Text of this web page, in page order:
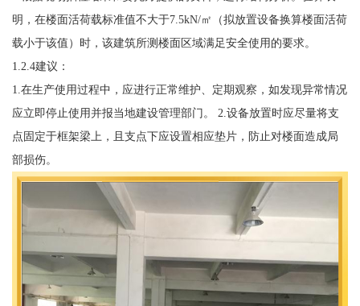
明，在楼面活荷载标准值不大于7.5kN/㎡（拟放置设备换算楼面活荷
载小于该值）时，该建筑所测楼面区域满足安全使用的要求。
1.2.4建议：
1.在生产使用过程中，应进行正常维护、定期观察，如发现异常情况
应立即停止使用并报当地建设管理部门。 2.设备放置时应尽量将支
点固定于框架梁上，且支点下应设置相应垫片，防止对楼面造成局
部损伤。